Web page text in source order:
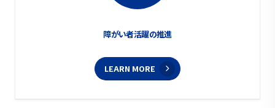
障がい者活躍の推進
LEARN MORE